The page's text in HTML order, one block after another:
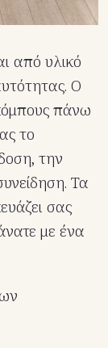
από υλικό
Ο
πάνω
το
την
Τα
σας
με ένα